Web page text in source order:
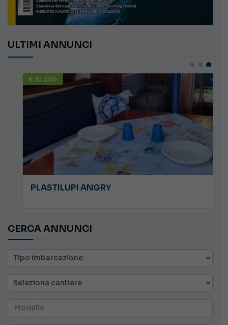
ULTIMI ANNUNCI
€ 10.000 USATO
PLASTILUPI ANGRY
CERCA ANNUNCI